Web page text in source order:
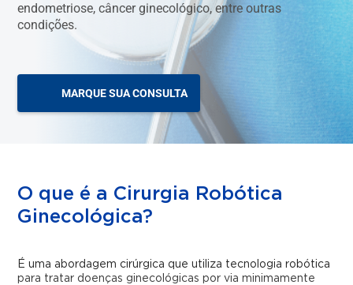
endometriose, câncer ginecológico, entre outras
condições.
MARQUE SUA CONSULTA
O que é a Cirurgia Robótica
Ginecológica?
É uma abordagem cirúrgica que utiliza tecnologia robótica
para tratar doenças ginecológicas por via minimamente